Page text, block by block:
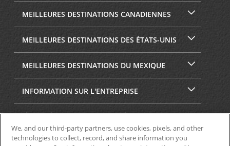
MEILLEURES DESTINATIONS CANADIENNES
MEILLEURES DESTINATIONS DES ÉTATS-UNIS
MEILLEURES DESTINATIONS DU MEXIQUE
INFORMATION SUR L'ENTREPRISE
SÉCURITÉ ET CONFIDENTIALITÉ
We, and our third-party partners, use cookies, pixels, and other
technologies to collect, record, and share information you